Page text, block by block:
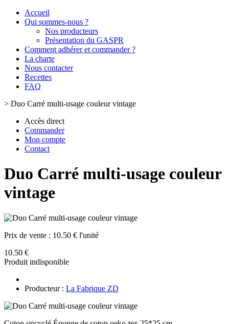
Accueil
Qui sommes-nous ?
Nos producteurs
Présentation du GASPR
Comment adhérer et commander ?
La charte
Nous contacter
Recettes
FAQ
> Duo Carré multi-usage couleur vintage
Accès direct
Commander
Mon compte
Contact
Duo Carré multi-usage couleur
vintage
Prix de vente : 10.50 € l'unité
10.50 €
Produit indisponible
Producteur : La Fabrique ZD